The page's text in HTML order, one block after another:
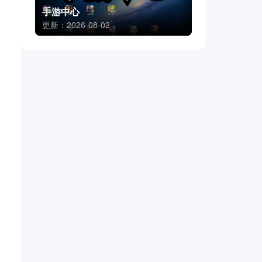
手游中心
更新：2026-08-02